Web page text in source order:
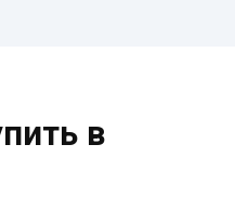
в